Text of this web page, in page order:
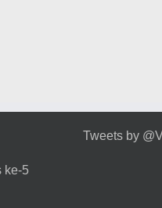
ke-5
Tweets by